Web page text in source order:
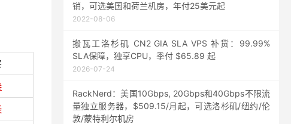
销，可选美国和荷兰机房，年付25美元起
2022-08-06
搬瓦工洛杉矶 CN2 GIA SLA VPS 补货：99.99%
SLA保障，独享CPU，季付 $65.89 起
2026-07-24
RackNerd：美国10Gbps, 20Gbps和40Gbps不限流
量独立服务器，$509.15/月起，可选洛杉矶/纽约/伦
敦/蒙特利尔机房